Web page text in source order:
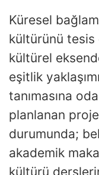
Küresel
kültürünü tesis
kültürel
eşitlik
tanımasına
planlanan
durumunda;
akademik
kültürü